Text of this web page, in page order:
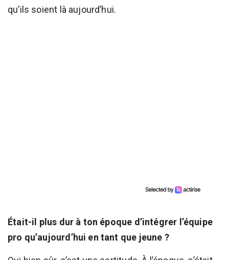
qu’ils soient là aujourd’hui.
Était-il plus dur à ton époque d’intégrer l’équipe
pro qu’aujourd’hui en tant que jeune ?